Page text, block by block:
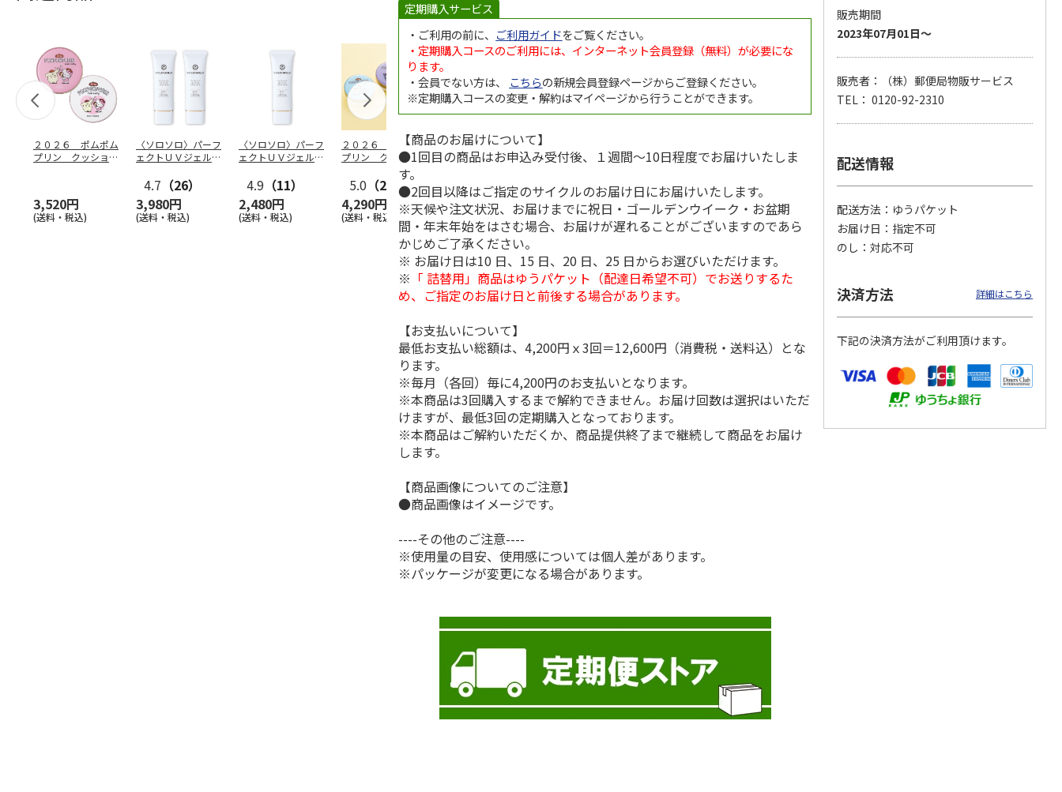
２０２６ ポムポム
プリン クッション
3,520円
(送料・税込)
〈ソロソロ〉パーフ
ェクトＵＶジェル
4.7 （26）
3,980円
(送料・税込)
〈ソロソロ〉パーフ
ェクトＵＶジェル
4.9 （11）
2,480円
(送料・税込)
２０２６ ポムポム
プリン クッション
ファンデーション３
個セ…
5.0 （2）
4,290円
(送料・税込)
ハローキティ スキ
ンクリーム３本セッ
5.0（4）
2,670円
(送料・税込)
ェクトＵＶジェル
4.8 （16）
9,800円
(送料・税込)
ションファンデーシ
4,290円
(送料・税込)
プリン フェイスパ
5,280円
(送料・税込)
ェクトＵＶジェル
２本
4.8（12）
3,980円
(送料・税込)
4.4（10）
定期購入サービス
・ご利用の前に、 ご利用ガイドをご覧ください。
・定期購入コースのご利用には、インターネット会員登録（無料）が必要にな
ります。
・会員でない方は、 こちらの新規会員登録ページからご登録ください。
※定期購入コースの変更・解約はマイページから行うことができます。
【商品のお届けについて】
●1回目の商品はお申込み受付後、１週間～10日程度でお届けいたしま
す。
●2回目以降はご指定のサイクルのお届け日にお届けいたします。
※天候や注文状況、お届けまでに祝日・ゴールデンウイーク・お盆期
間・年末年始をはさむ場合、お届けが遅れることがございますのであら
かじめご了承ください。
※ お届け日は10 日、15 日、20 日、25 日からお選びいただけます。
※ 「 詰替用」商品はゆうパケット（配達日希望不可）でお送りするた
め、ご指定のお届け日と前後する場合があります。
【お支払いについて】
最低お支払い総額は、4,200円ｘ3回＝12,600円（消費税・送料込）とな
ります。
※毎月（各回）毎に4,200円のお支払いとなります。
※本商品は3回購入するまで解約できません。お届け回数は選択はいただ
けますが、最低3回の定期購入となっております。
※本商品はご解約いただくか、商品提供終了まで継続して商品をお届け
します。
【商品画像についてのご注意】
●商品画像はイメージです。
----その他のご注意----
※使用量の目安、使用感については個人差があります。
※パッケージが変更になる場合があります。
販売期間
2023年07月01日～
販売者：（株）郵便局物販サービス
TEL： 0120-92-2310
配送情報
配送方法
ゆうパケット
お届け日
指定不可
のし
対応不可
決済方法 詳細はこちら
下記の決済方法がご利用頂けます。